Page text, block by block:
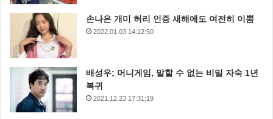
손나은 개미 허리 인증 새해에도 여전히 이뿜
2022.01.03 14:12:50
배성우; 머니게임, 말할 수 없는 비밀 자숙 1년
복귀
2021.12.23 17:31:19